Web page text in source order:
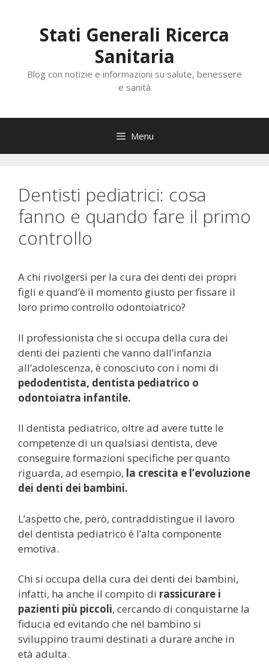
contenutoStati Generali Ricerca
Sanitaria
Blog con notizie e informazioni su salute, benessere
e sanità
Menu
Dentisti pediatrici: cosa
fanno e quando fare il primo
controllo
A chi rivolgersi per la cura dei denti dei propri
figli e quand’è il momento giusto per fissare il
loro primo controllo odontoiatrico?
Il professionista che si occupa della cura dei
denti dei pazienti che vanno dall’infanzia
all’adolescenza, è conosciuto con i nomi di
pedodentista, dentista pediatrico o
odontoiatra infantile.
Il dentista pediatrico, oltre ad avere tutte le
competenze di un qualsiasi dentista, deve
conseguire formazioni specifiche per quanto
riguarda, ad esempio, la crescita e l’evoluzione
dei denti dei bambini.
L’aspetto che, però, contraddistingue il lavoro
del dentista pediatrico è l’alta componente
emotiva.
Chi si occupa della cura dei denti dei bambini,
infatti, ha anche il compito di rassicurare i
pazienti più piccoli, cercando di conquistarne la
fiducia ed evitando che nel bambino si
sviluppino traumi destinati a durare anche in
età adulta.